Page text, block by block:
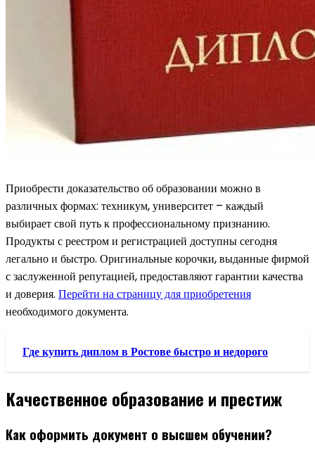
Приобрести доказательство об образовании можно в
различных формах: техникум, университет – каждый
выбирает свой путь к профессиональному признанию.
Продукты с реестром и регистрацией доступны сегодня
легально и быстро. Оригинальные корочки, выданные фирмой
с заслуженной репутацией, предоставляют гарантии качества
и доверия. Перейти на страницу для приобретения
необходимого документа.
Где купить диплом в Ростове быстро и недорого
Качественное образование и престиж
Как оформить документ о высшем обучении?